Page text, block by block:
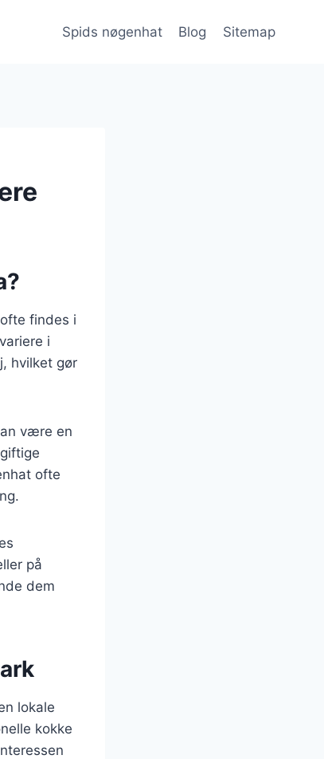
Spids nøgenhat Blog Sitemap
findes i
i
hvilket gør
være en
ofte
på
dem
lokale
kokke